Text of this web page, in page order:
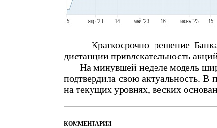
Краткосрочно решение Банка
дистанции привлекательность
На минувшей неделе модель
подтвердила свою актуальность. В
на текущих уровнях, веских
КОММЕНТАРИИ